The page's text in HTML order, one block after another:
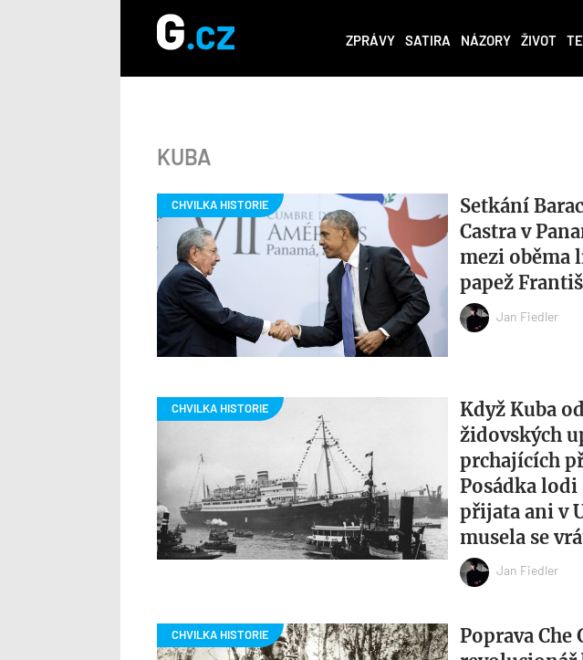
ZPRÁVY SATIRA NÁZORY ŽIVOT
KUBA
Setkání
Castra v
mezi oběma
papež
Jan Fiedler
Když Kuba
židovských
prchajících
Posádka lodi
přijata ani v
musela se
Jan Fiedler
Poprava Che